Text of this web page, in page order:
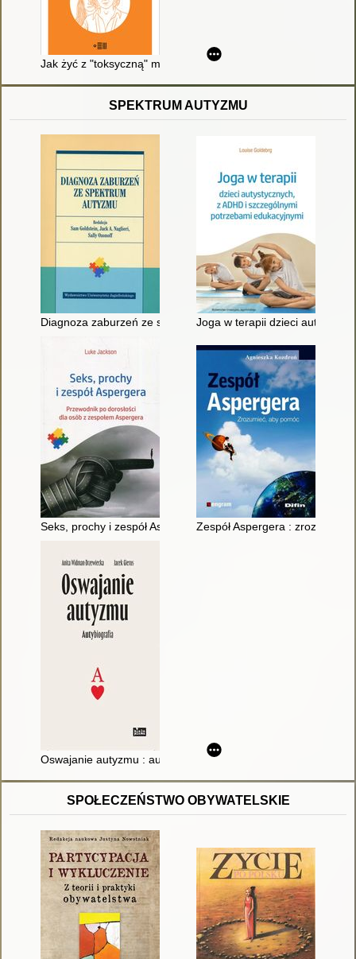
Jak żyć z "toksyczną" matką
SPEKTRUM AUTYZMU
Diagnoza zaburzeń ze spektrum autyzmu
Joga w terapii dzieci
Seks, prochy i zespół Aspergera : przewodnik po dorosłości
Zespół Aspergera : zrozumieć,
Oswajanie autyzmu : autybiografia
SPOŁECZEŃSTWO OBYWATELSKIE